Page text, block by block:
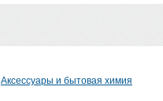
Аксессуары и бытовая химия